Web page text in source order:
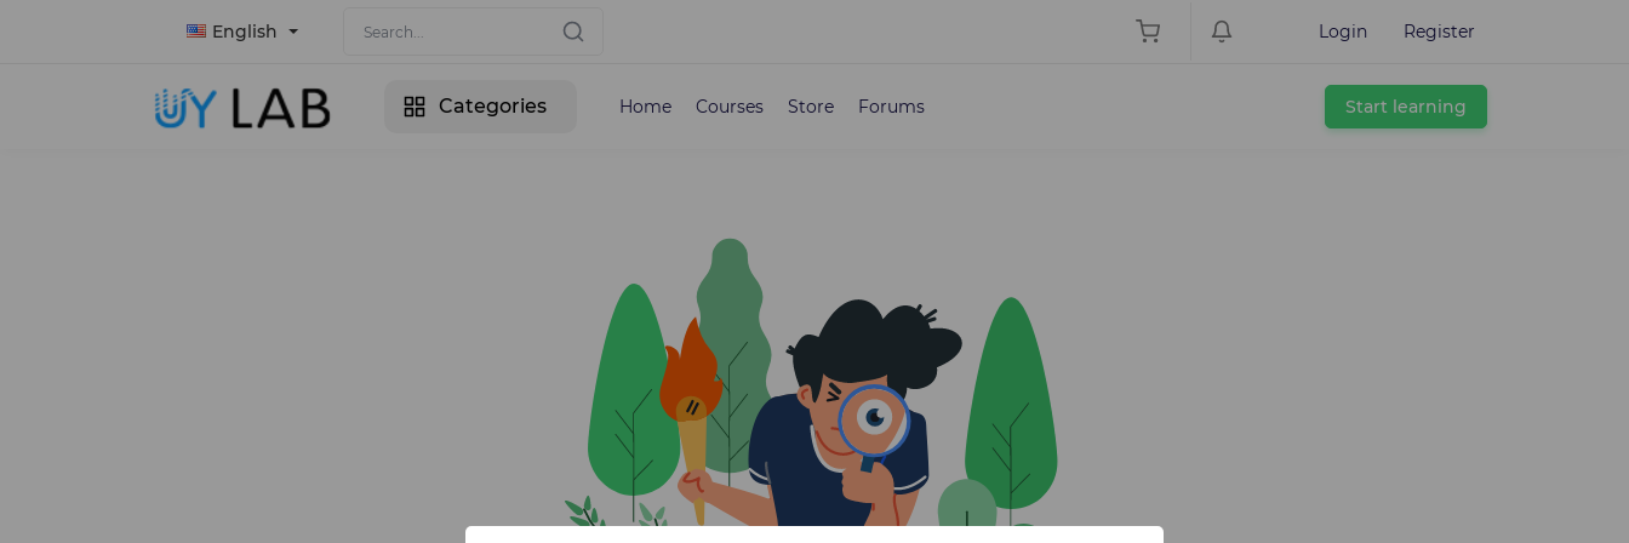
English Login Register
Categories Home Courses Store Forums Start learning